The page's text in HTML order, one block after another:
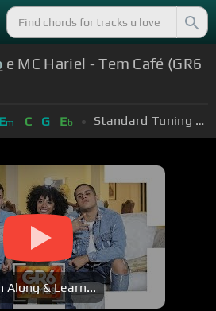
e MC Hariel - Tem Café (GR6
Em C G Eb Standard Tuning (EADGBE)
Along & Learn...